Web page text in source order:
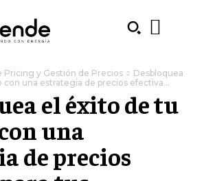
Pricing y Gestión de Precios
Desbloquea
una estrategia de precios efectiva...
el éxito de tu
una
de precios